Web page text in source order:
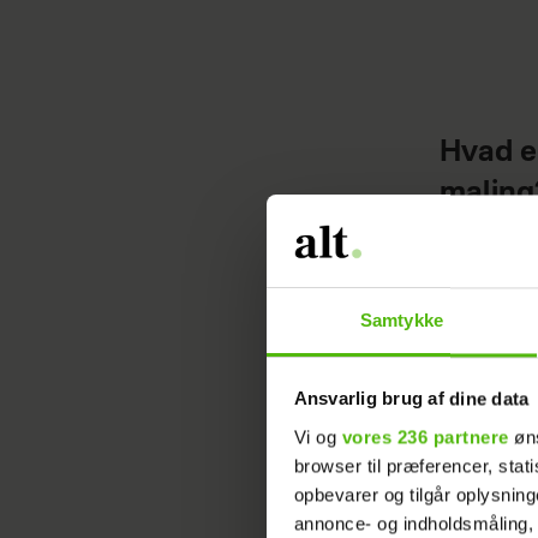
Samtykke
Ansvarlig brug af dine data
Vi og vores 236 partnere
browser til præferencer,
opbevarer og tilgår
annonce- og
Hvad
er så
hvad
tænke
Der er
der kan
attraktiv